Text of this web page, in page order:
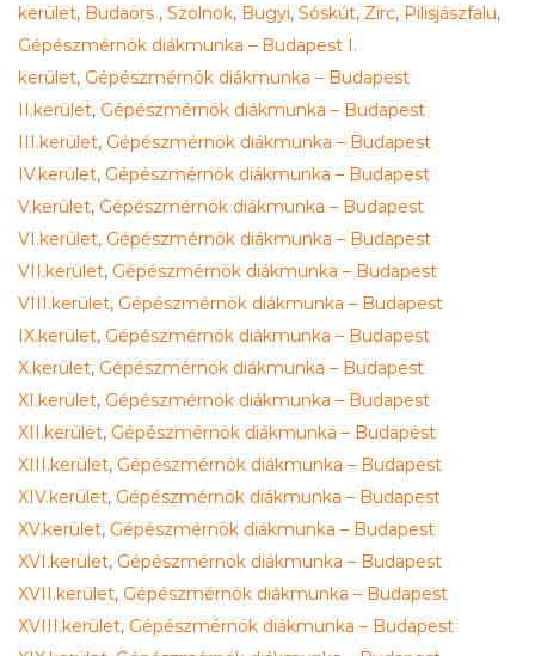
kerület, Budaörs , Szolnok, Bugyi, Sóskút, Zirc, Pilisjászfalu,
Gépészmérnök diákmunka – Budapest I.
kerület, Gépészmérnök diákmunka – Budapest
II.kerület, Gépészmérnök diákmunka – Budapest
III.kerület, Gépészmérnök diákmunka – Budapest
IV.kerület, Gépészmérnök diákmunka – Budapest
V.kerület, Gépészmérnök diákmunka – Budapest
VI.kerület, Gépészmérnök diákmunka – Budapest
VII.kerület, Gépészmérnök diákmunka – Budapest
VIII.kerület, Gépészmérnök diákmunka – Budapest
IX.kerület, Gépészmérnök diákmunka – Budapest
X.kerület, Gépészmérnök diákmunka – Budapest
XI.kerület, Gépészmérnök diákmunka – Budapest
XII.kerület, Gépészmérnök diákmunka – Budapest
XIII.kerület, Gépészmérnök diákmunka – Budapest
XIV.kerület, Gépészmérnök diákmunka – Budapest
XV.kerület, Gépészmérnök diákmunka – Budapest
XVI.kerület, Gépészmérnök diákmunka – Budapest
XVII.kerület, Gépészmérnök diákmunka – Budapest
XVIII.kerület, Gépészmérnök diákmunka – Budapest